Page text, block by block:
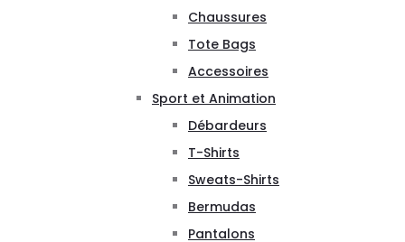
Chaussures
Tote Bags
Accessoires
Sport et Animation
Débardeurs
T-Shirts
Sweats-Shirts
Bermudas
Pantalons